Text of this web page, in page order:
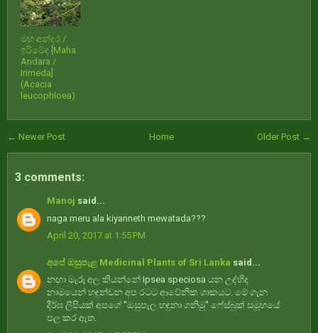
මහ අන්දර /
ඉරිමේද [Maha
Andara /
Irimeda]
(Acacia
leucophloea)
← Newer Post Older Post →
Home
3 comments:
Manoj said...
naga meru ala kiyanneth mewatada???
April 20, 2017 at 1:55 PM
අපේ ඔසුපැළ Medicinal Plants of Sri Lanka said...
නඟා මැරූ අල කියන්නේ Ipsea speciosa යන උද්භිද
නාමයෙන් හඳුන්වන අප රටට ආවේනික ශාකයට. මේ ගැන
දීර්ඝ ලිපියක් අපගේ "ඔසුපැල හඳුනා ගනිමු" ෆේස්බුක් සමූහයේ
පල කර ඇත.